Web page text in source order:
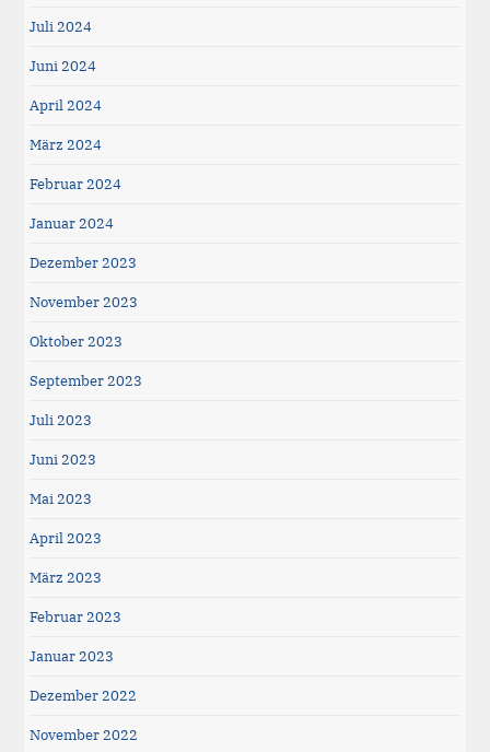
Juli 2024
Juni 2024
April 2024
März 2024
Februar 2024
Januar 2024
Dezember 2023
November 2023
Oktober 2023
September 2023
Juli 2023
Juni 2023
Mai 2023
April 2023
März 2023
Februar 2023
Januar 2023
Dezember 2022
November 2022